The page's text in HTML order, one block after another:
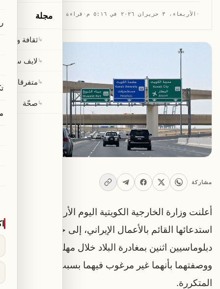
· الأربعاء، ٣ حزيران ٢٠٢٦ في ٥:١٦ م · قراءة 1 دقيقة
مشاركة
أعلنت وزارة الخارجية الكويتية اليوم الأربعاء عن
استدعائها القائم بالأعمال الإيراني، إلى جانب مطالبة
ووصفتهما بأنهما غير مرغوب فيهما بسبب الاعتداءات
المتكررة.
مجلة
↳ثقافة
↳ لايف ستايل
↳متفرقات
↳صحّة